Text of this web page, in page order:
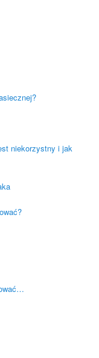
niekorzystny i jak